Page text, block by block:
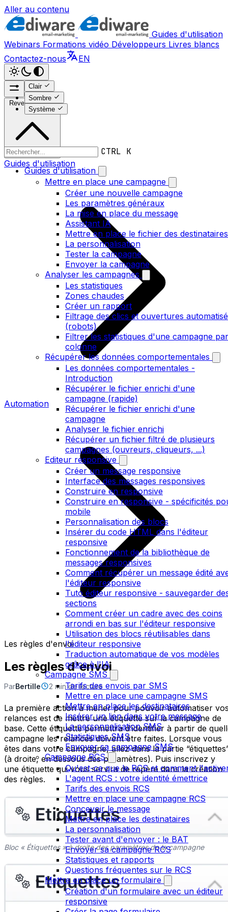
Aller au contenu
Guides d'utilisation
Webinars Formations vidéo Développeurs Livres blancs
Contactez-nous
EN
Clair
Sombre
Système
CTRL K
Guides d'utilisation
Mettre en place une campagne
Créer une nouvelle campagne
Les paramètres généraux
La mise en place du message
Assistant IA
Mettre en place le fichier des destinataires
La personnalisation
Tester la campagne
Envoyer la campagne
Analyser les campagnes
Les statistiques
Zones chaudes
Créer un rapport
Filtrage des clics et ouvertures
(robots)
Filtrer les statistiques d'une campagne par
colonne
Récupérer les données comportementales
Les données comportementales -
Introduction
Récupérer le fichier enrichi d'une
campagne (rapide)
Récupérer le fichier enrichi d'une
campagne
Analyser le fichier enrichi
Récupérer un fichier filtré de plusieurs
campagnes (ouvreurs, cliqueurs, ...)
Editeur responsive
Créer un message responsive
Interface des messages responsives
Construire en responsive
Construire en responsive - spécificités
mobile
Personnalisation des blocs
Insérer du code HTML dans l'éditeur
responsive
Fonctionnement de la bibliothèque de
messages responsives
Comment récupérer un message édité
l'éditeur responsive
Tuto éditeur responsive - sauvegarder
sections
Comment créer un cadre avec des coins
arrondi en bas sur l'éditeur responsive
Utilisation des blocs réutilisables dans
l'éditeur responsive
Traduction automatique de vos modèles
grâce à l'IA
Campagne SMS
Tarifs des envois par SMS
Mettre en place une campagne SMS
Mettre en place les destinataires
Insérer un lien dans votre message
La personnalisation SMS
Statistiques SMS
Envoyer sa campagne SMS
Campagne RCS
Qu'est-ce que le RCS et comment
L'agent RCS : votre identité émettrice
Tarifs des envois RCS
Mettre en place une campagne RCS
Concevoir le message
Mettre en place les destinataires
La personnalisation
Tester avant d'envoyer : le BAT
Envoyer sa campagne RCS
Statistiques et rapports
Questions fréquentes sur le RCS
Mettre en place un formulaire
Création d'un formulaire avec un éditeur
responsive
Revenir en haut
Guides d'utilisation
Automation
Les règles d'envoi
Les règles d'envoi
ParBertille 2 min de lecture
La première action à mener pour pouvoir automatiser
relances est de mettre une étiquette sur la campagne de
base. Cette étiquette permettra d’identifier à partir de
campagne les relances doivent être faites. Lorsque vous
êtes dans votre campagne, allez dans la partie
(à droite, en dessous des paramètres). Puis inscrivez y
une étiquette qui vous servira de repère dans la création
des règles.
Bloc « Étiquettes » à droite des paramètres de la campagne